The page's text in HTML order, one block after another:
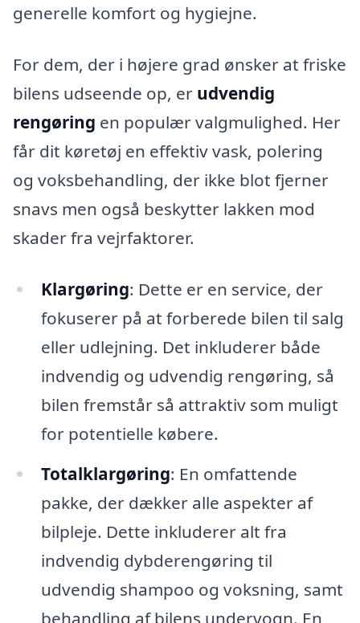
generelle komfort og hygiejne.
For dem, der i højere grad ønsker at friske
bilens udseende op, er udvendig
rengøring en populær valgmulighed. Her
får dit køretøj en effektiv vask, polering
og voksbehandling, der ikke blot fjerner
snavs men også beskytter lakken mod
skader fra vejrfaktorer.
Klargøring: Dette er en service, der
fokuserer på at forberede bilen til salg
eller udlejning. Det inkluderer både
indvendig og udvendig rengøring, så
bilen fremstår så attraktiv som muligt
for potentielle købere.
Totalklargøring: En omfattende
pakke, der dækker alle aspekter af
bilpleje. Dette inkluderer alt fra
indvendig dybderengøring til
udvendig shampoo og voksning, samt
behandling af bilens undervogn. En